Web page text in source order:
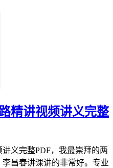
精讲视频讲义完整
义完整PDF，我最崇拜的两
昌春讲课讲的非常好。专业